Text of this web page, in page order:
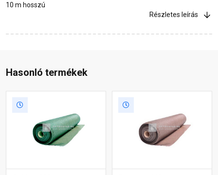
10 m hosszú
Részletes leírás
Hasonló termékek